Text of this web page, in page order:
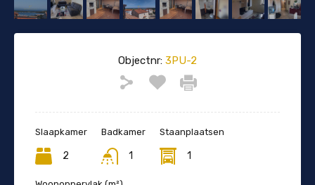
Objectnr: 3PU-2
Slaapkamer
2
Badkamer
1
Staanplaatsen
1